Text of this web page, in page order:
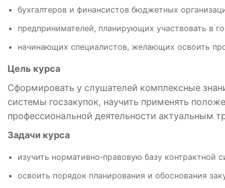
бухгалтеров и финансистов бюджетных
предпринимателей, планирующих участвовать в
начинающих специалистов, желающих освоить
Цель курса
Сформировать у слушателей комплексные
системы госзакупок, научить применять
профессиональной деятельности актуальным
Задачи курса
изучить нормативно‑правовую базу контрактной
освоить порядок планирования и обоснования